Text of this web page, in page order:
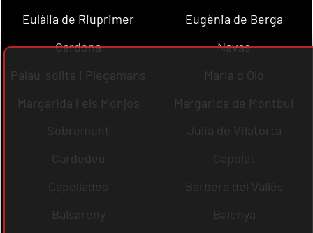
Eulàlia de Riuprimer
Eugènia de Berga
Cardona
Navas
Palau-solità i Plegamans
Maria d´Oló
Margarida i els Monjos
Margarida de Montbui
Sobremunt
Julià de Vilatorta
Cardedeu
Capolat
Capellades
Barberà del Vallès
Balsareny
Balenyà